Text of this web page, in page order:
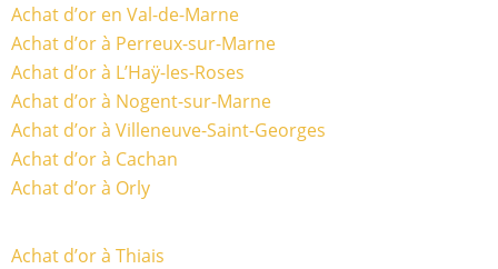
Achat d’or en Val-de-Marne
Achat d’or à Perreux-sur-Marne
Achat d’or à L’Haÿ-les-Roses
Achat d’or à Nogent-sur-Marne
Achat d’or à Villeneuve-Saint-Georges
Achat d’or à Cachan
Achat d’or à Orly
Achat d’or à Thiais